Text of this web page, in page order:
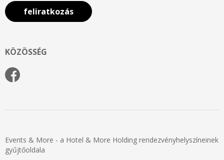
feliratkozás
KÖZÖSSÉG
Events & More - a Hotel & More Holding rendezvényhelyszíneinek
gyűjtőoldala